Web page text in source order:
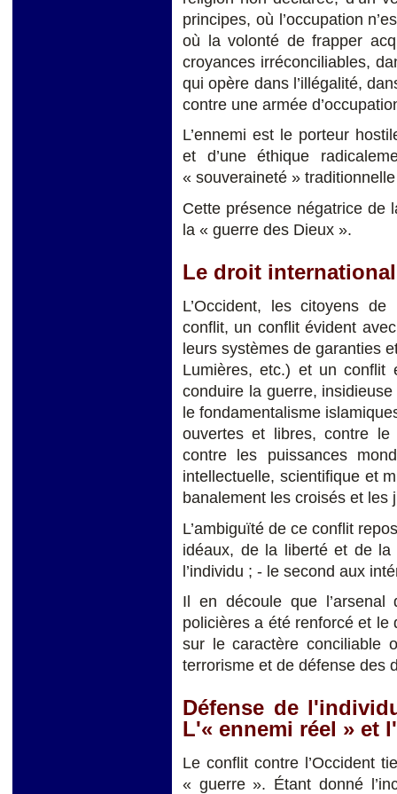
principes, où l’occupation
où la volonté de frapper
croyances irréconciliables,
qui opère dans l’illégalité,
contre une armée
L’ennemi est le porteur
et d’une éthique
« souveraineté »
Cette présence négatrice de
la « guerre des Dieux ».
Le droit
L’Occident, les citoyens
conflit, un conflit évident
leurs systèmes de garanties
Lumières, etc.) et un conflit
conduire la guerre,
le fondamentalisme
ouvertes et libres, contre le
contre les puissances
intellectuelle, scientifique et
banalement les croisés et les
L’ambiguïté de ce conflit
idéaux, de la liberté et de la
l’individu ; - le second aux
Il en découle que l’arsenal
policières a été renforcé et
sur le caractère conciliable
terrorisme et de défense des
Défense de
L'« ennemi réel » et
Le conflit contre l’Occident
« guerre ». Étant donné